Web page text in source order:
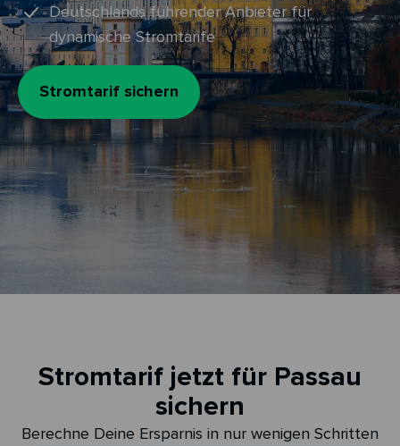
Deutschlands führender Anbieter für
dynamische Stromtarife
Stromtarif sichern
Stromtarif jetzt für Passau
sichern
Berechne Deine Ersparnis in nur wenigen Schritten